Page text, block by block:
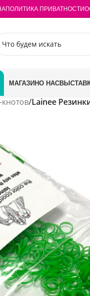
ПОЛИТИКА ПРИВАТНОСТИ
МАГАЗИНО НАС
/Lainee